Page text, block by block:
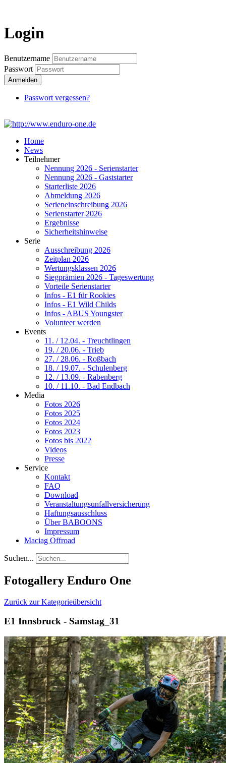
Login
Benutzername
Passwort
Anmelden
Passwort vergessen?
Home
News
Teilnehmer
Nennung 2026 - Serienstarter
Nennung 2026 - Gaststarter
Starterliste 2026
Abmeldung 2026
Serieneinschreibung 2026
Serienstarter 2026
Ergebnisse
Sicherheitshinweise
Serie
Ausschreibung 2026
Zeitplan 2026
Wertungsklassen 2026
Siegprämien 2026 - Tageswertung
Vorteile Serienstarter
Infos - E1 für Rookies
Infos - E1 Wild Childs
Infos - ABUS Youngster
Volunteer werden
Events
11. / 12.04. - Treuchtlingen
19. / 20.06. - Trieb
27. / 28.06. - Roßbach
18. / 19.07. - Schulenberg
12. / 13.09. - Rabenberg
10. / 11.10. - Bad Endbach
Media
Fotos 2026
Fotos 2025
Fotos 2024
Fotos 2023
Fotos bis 2022
Videos
Presse
Service
Kontakt
FAQ
Download
Veranstaltungsunfallversicherung
Haftungsausschluss
Über BABOONS
Impressum
Maciag Offroad
Suchen...
Fotogallery Enduro One
Zurück zur Kategorieübersicht
E1 Innsbruck - Samstag_31